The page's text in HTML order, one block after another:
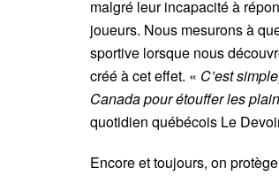
malgré leur incapacité à
joueurs. Nous mesurons à
sportive lorsque nous
créé à cet effet. « C’est
Canada pour étouffer les
quotidien québécois Le
Encore et toujours, on